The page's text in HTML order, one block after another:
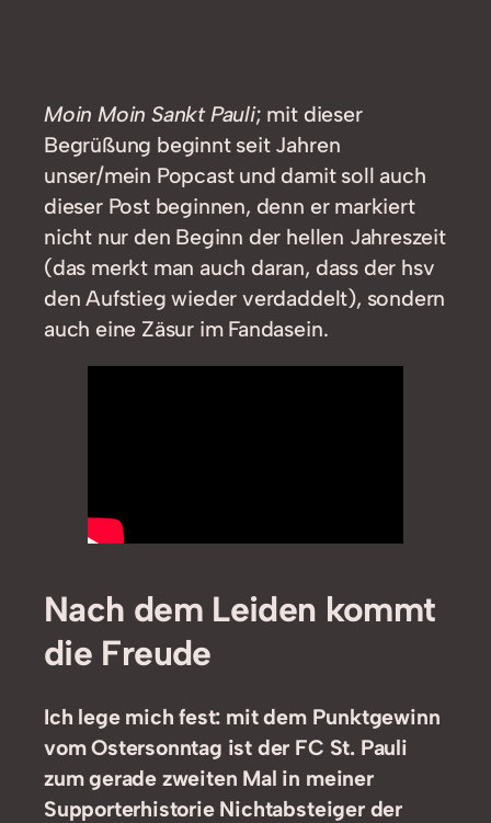
Moin Moin Sankt Pauli; mit dieser
Begrüßung beginnt seit Jahren
unser/mein Popcast und damit soll auch
dieser Post beginnen, denn er markiert
nicht nur den Beginn der hellen Jahreszeit
(das merkt man auch daran, dass der hsv
den Aufstieg wieder verdaddelt), sondern
auch eine Zäsur im Fandasein.
Nach dem Leiden kommt
die Freude
Ich lege mich fest: mit dem Punktgewinn
vom Ostersonntag ist der FC St. Pauli
zum gerade zweiten Mal in meiner
Supporterhistorie Nichtabsteiger der